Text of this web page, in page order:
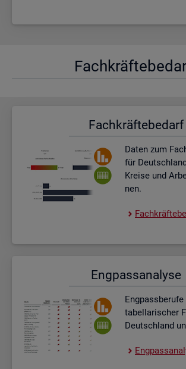
Fach­kräf­te­be­darf
Daten zum
für
Krei­se und
nen.
Eng­pass­ana­ly­se
ta­bel­la­ri­scher
Deutsch­land